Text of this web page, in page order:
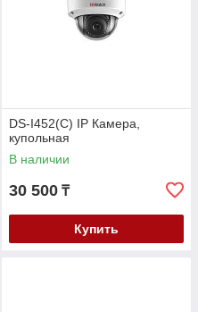
DS-I452(C) IP Камера,
купольная
В наличии
30 500 ₸
Купить